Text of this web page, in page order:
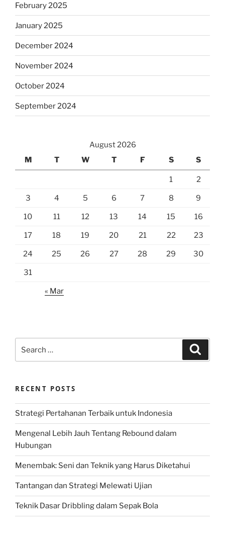
February 2025
January 2025
December 2024
November 2024
October 2024
September 2024
August 2026
M
T W T F S S
1 2
3 4 5 6 7 8 9
10 11 12 13 14 15 16
17 18 19 20 21 22 23
24 25 26 27 28 29 30
31
« Mar
for:
RECENT POSTS
Strategi Pertahanan Terbaik untuk Indonesia
Mengenal Lebih Jauh Tentang Rebound dalam
Hubungan
Menembak: Seni dan Teknik yang Harus Diketahui
Tantangan dan Strategi Melewati Ujian
Teknik Dasar Dribbling dalam Sepak Bola